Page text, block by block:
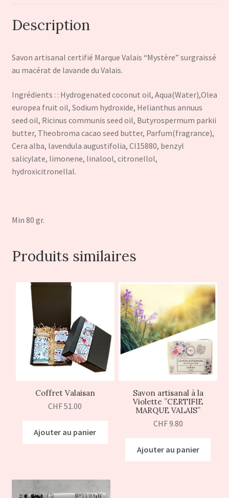
Description
Savon artisanal certifié Marque Valais “Mystère” surgraissé
au macérat de lavande du Valais.
Ingrédients : : Hydrogenated coconut oil, Aqua(Water),Olea
europea fruit oil, Sodium hydroxide, Helianthus annuus
seed oil, Ricinus communis seed oil, Butyrospermum parkii
butter, Theobroma cacao seed butter, Parfum(fragrance),
Cera alba, lavendula augustifolia, CI15880, benzyl
salicylate, limonene, linalool, citronellol,
hydroxicitronellal.
Min 80 gr.
Produits similaires
Coffret Valaisan
CHF51.00
Ajouter au panier
Savon artisanal à la
Violette ”CERTIFIE
MARQUE VALAIS”
CHF9.80
Ajouter au panier